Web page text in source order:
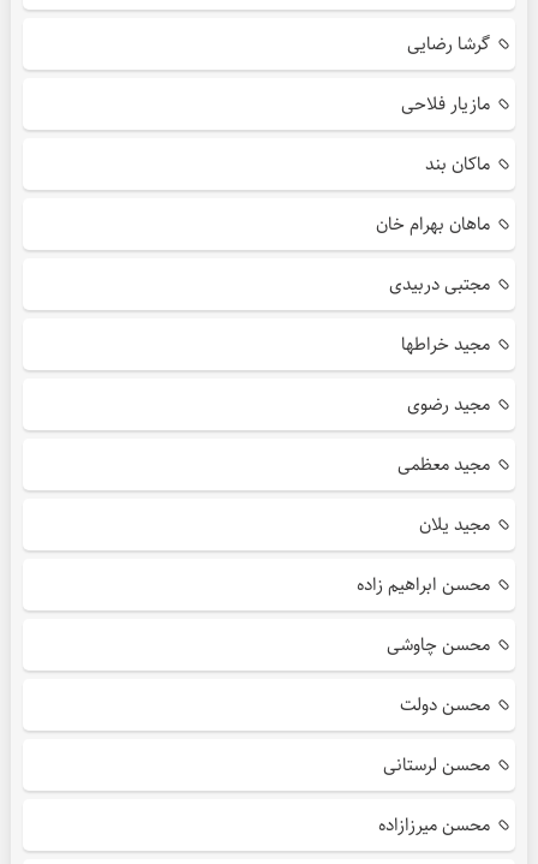
گرشا رضایی
مازیار فلاحی
ماکان بند
ماهان بهرام خان
مجتبی دربیدی
مجید خراطها
مجید رضوی
مجید معظمی
مجید یلان
محسن ابراهیم زاده
محسن چاوشی
محسن دولت
محسن لرستانی
محسن میرزازاده